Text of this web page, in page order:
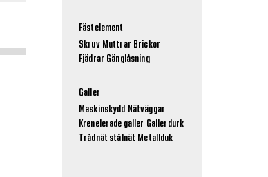
Fästelement
Skruv Muttrar Brickor
Fjädrar Gänglåsning
Galler
Maskinskydd Nätväggar
Krenelerade galler Gallerdurk
Trådnät stålnät Metallduk